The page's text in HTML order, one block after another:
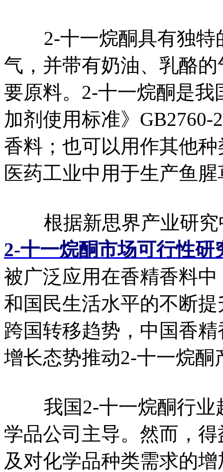
2-十一烷酮具有独特
气，并带有奶油、乳酪
要原料。2-十一烷酮是
加剂使用标准》
香料；也可以用作其他
医药工业中用于生产鱼
根据新思界产业研究
2-十一烷酮市场可行性研
被广泛应用在香精香料
和国民生活水平的不断
跨国转移趋势，中国香
增长态势推动2-十一烷
我国2-十一烷酮行业
学品公司主导。然而，
及对化学品种类需求的